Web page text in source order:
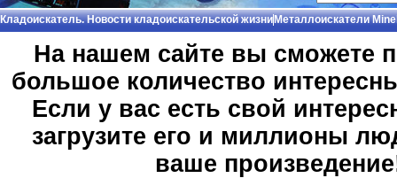
Кладоискатель. Новости кладоискательской жизниМеталлоискатели
На нашем сайте вы сможете
большое количество
Если у вас есть свой
загрузите его и миллионы
ваше